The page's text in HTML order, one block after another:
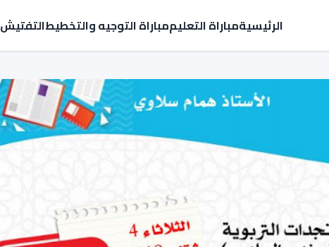
الرئيسيةمباراة التعليممباراة التوجيه والتخطيطالتفتيش